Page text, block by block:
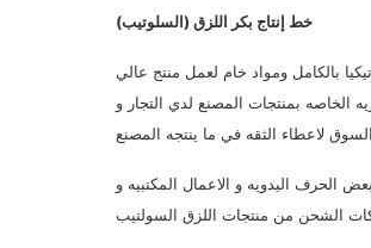
خط إنتاج بكر اللزق (السلوتيب)
بالكامل ومواد خام لعمل منتج عالي
الخاصه بمنتجات المصنع لدي التجار و
الحرف اليدويه و الاعمال المكتبيه و